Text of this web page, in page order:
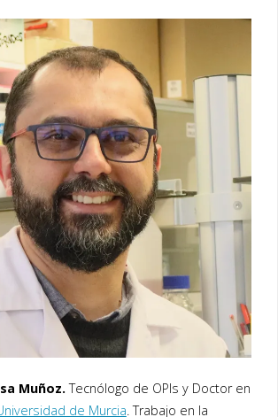
Muñoz.Tecnólogo de OPIs y Doctor en
de Murcia . Trabajo en la